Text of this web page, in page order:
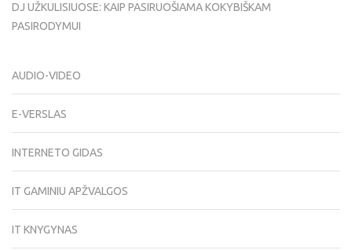
DJ UŽKULISIUOSE: KAIP PASIRUOŠIAMA KOKYBIŠKAM
PASIRODYMUI
AUDIO-VIDEO
E-VERSLAS
INTERNETO GIDAS
IT GAMINIU APŽVALGOS
IT KNYGYNAS